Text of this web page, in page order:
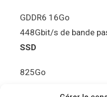
GDDR6 16Go
448Gbit/s de bande
SSD
825Go
5.5Gbit/s de bande